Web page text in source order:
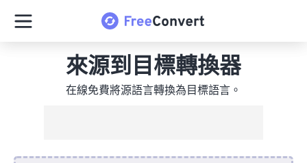
來源到目標轉換器
在線免費將源語言轉換為目標語言。